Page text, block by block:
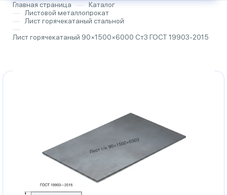
Главная страница —
Каталог
—
Листовой металлопрокат
—
Лист горячекатаный стальной
—
Лист горячекатаный 90×1500×6000 Ст3 ГОСТ 19903-2015